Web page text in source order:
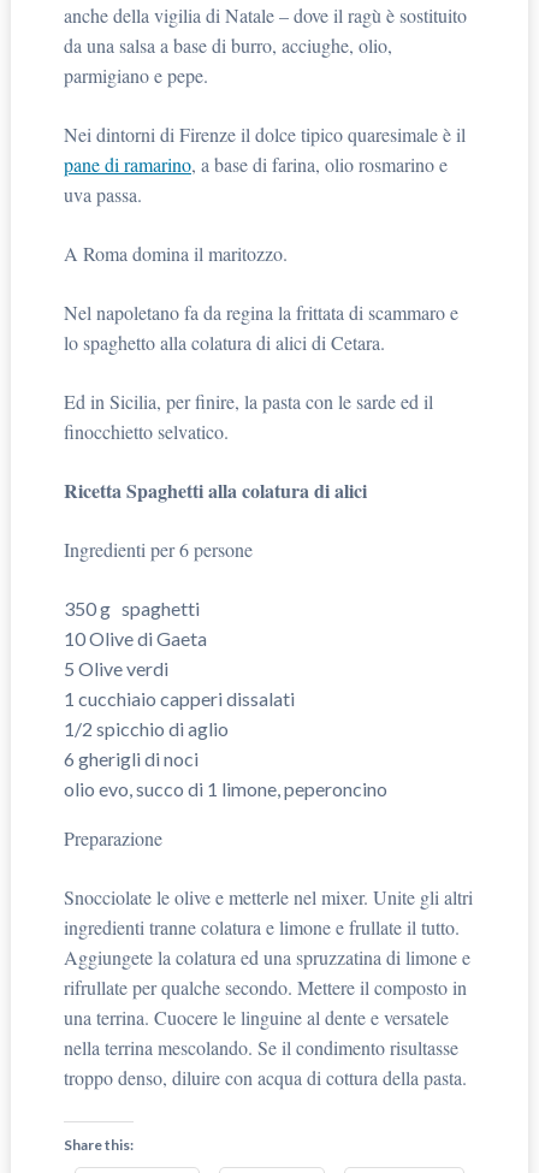
anche della vigilia di Natale – dove il ragù è sostituito
da una salsa a base di burro, acciughe, olio,
parmigiano e pepe.
Nei dintorni di Firenze il dolce tipico quaresimale è il
pane di ramarino, a base di farina, olio rosmarino e
uva passa.
A Roma domina il maritozzo.
Nel napoletano fa da regina la frittata di scammaro e
lo spaghetto alla colatura di alici di Cetara.
Ed in Sicilia, per finire, la pasta con le sarde ed il
finocchietto selvatico.
Ricetta Spaghetti alla colatura di alici
Ingredienti per 6 persone
350 g spaghetti
10 Olive di Gaeta
5 Olive verdi
1 cucchiaio capperi dissalati
1/2 spicchio di aglio
6 gherigli di noci
olio evo, succo di 1 limone, peperoncino
Preparazione
Snocciolate le olive e metterle nel mixer. Unite gli altri
ingredienti tranne colatura e limone e frullate il tutto.
Aggiungete la colatura ed una spruzzatina di limone e
rifrullate per qualche secondo. Mettere il composto in
una terrina. Cuocere le linguine al dente e versatele
nella terrina mescolando. Se il condimento risultasse
troppo denso, diluire con acqua di cottura della pasta.
Share this: